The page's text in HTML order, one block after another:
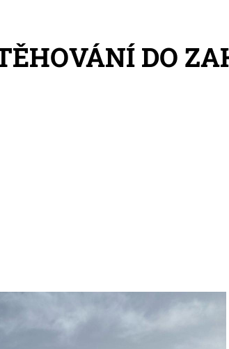
DO